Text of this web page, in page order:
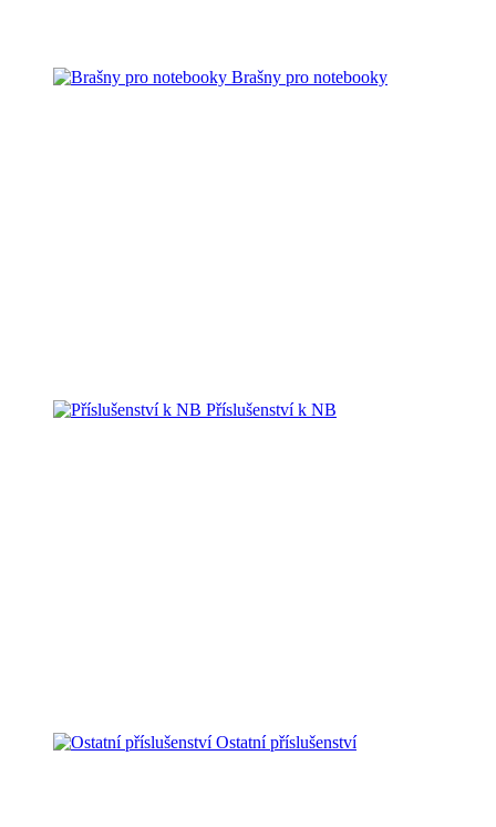
Brašny pro notebooky
Příslušenství k NB
Ostatní příslušenství